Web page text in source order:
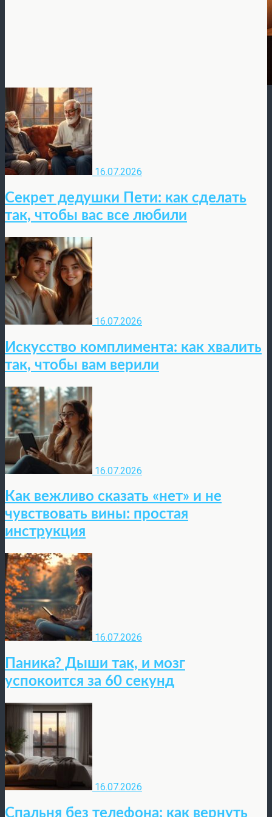
16.07.2026
Секрет дедушки Пети: как сделать
так, чтобы вас все любили
16.07.2026
Искусство комплимента: как хвалить
так, чтобы вам верили
16.07.2026
Как вежливо сказать «нет» и не
чувствовать вины: простая
инструкция
16.07.2026
Паника? Дыши так, и мозг
успокоится за 60 секунд
16.07.2026
Спальня без телефона: как вернуть